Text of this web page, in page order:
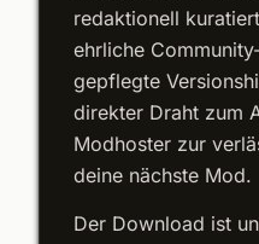
redaktionell
ehrliche
gepflegte
direkter Draht zum
Modhoster zur
deine nächste Mod.
Der Download ist